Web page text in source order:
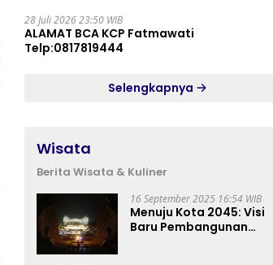
28 Juli 2026 23:50 WIB
ALAMAT BCA KCP Fatmawati
Telp:0817819444
Selengkapnya
Wisata
Berita Wisata & Kuliner
16 September 2025 16:54 WIB
Menuju Kota 2045: Visi
Baru Pembangunan